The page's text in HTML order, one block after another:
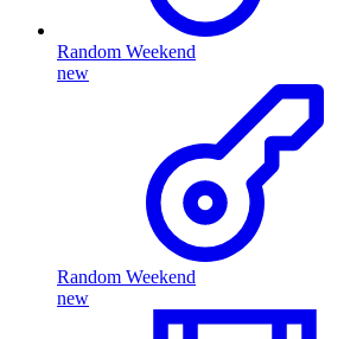
Random Weekend
new
Random Weekend
new